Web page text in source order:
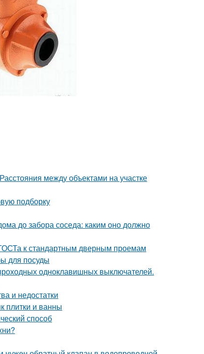
между объектами на участке
подборку
до забора соседа: каким оно должно
к стандартным дверным проемам
для посуды
одноклавишных выключателей.
и недостатки
плитки и ванны
способ